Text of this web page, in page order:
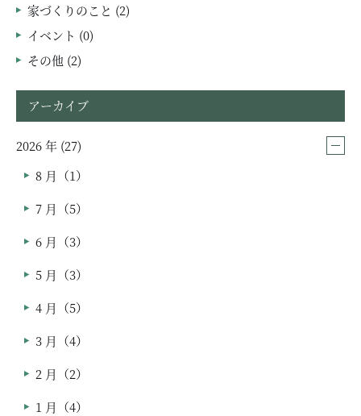
家づくりのこと (2)
イベント (0)
その他 (2)
アーカイブ
2026 年 (27)
8 月（1）
7 月（5）
6 月（3）
5 月（3）
4 月（5）
3 月（4）
2 月（2）
1 月（4）